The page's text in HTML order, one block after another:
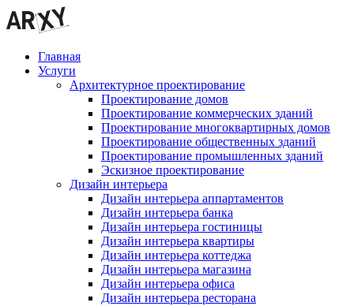
Главная
Услуги
Архитектурное проектирование
Проектирование домов
Проектирование коммерческих зданий
Проектирование многоквартирных домов
Проектирование общественных зданий
Проектирование промышленных зданий
Эскизное проектирование
Дизайн интерьера
Дизайн интерьера аппартаментов
Дизайн интерьера банка
Дизайн интерьера гостиницы
Дизайн интерьера квартиры
Дизайн интерьера коттеджа
Дизайн интерьера магазина
Дизайн интерьера офиса
Дизайн интерьера ресторана